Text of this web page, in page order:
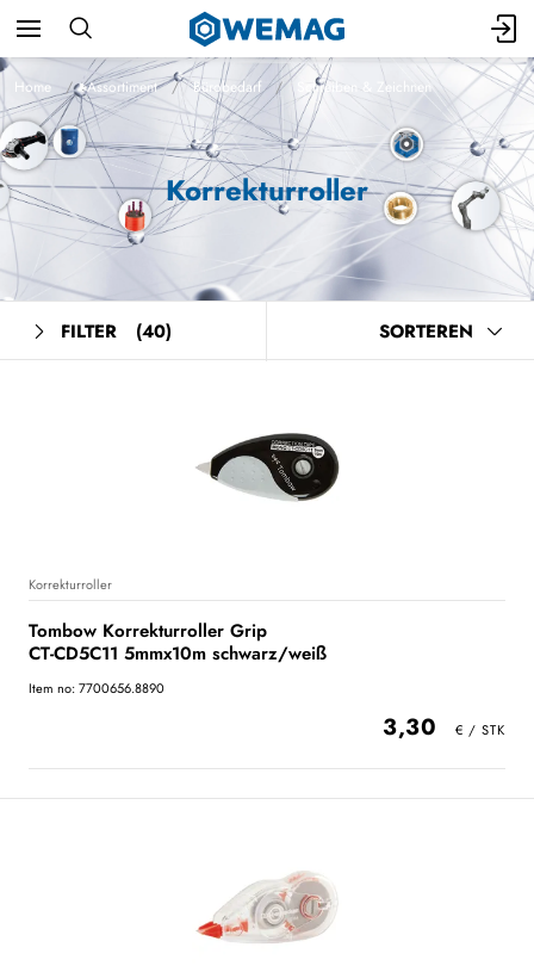
Home Assortiment Bürobedarf Schreiben & Zeichnen
Korrekturroller
FILTER (40) SORTEREN
Korrekturroller
Tombow Korrekturroller Grip
CT-CD5C11 5mmx10m schwarz/weiß
Item no: 7700656.8890
3,30